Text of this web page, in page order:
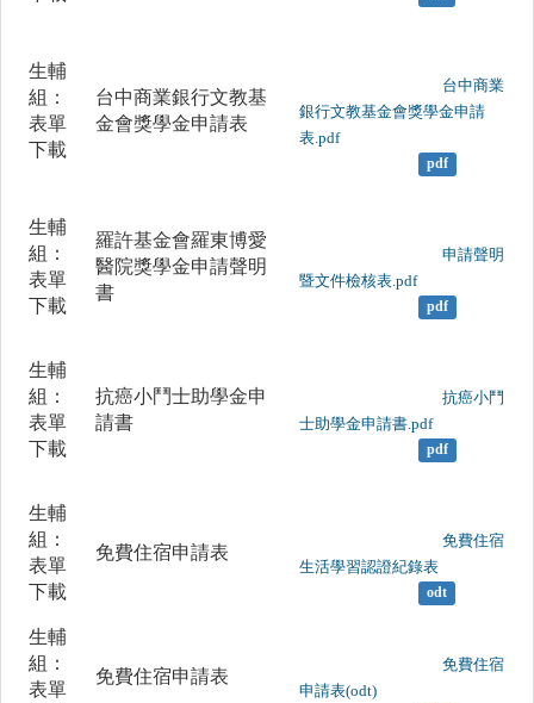
生輔
組：
表單
下載
台中商業銀行文教基
金會獎學金申請表
銀行文教基金會獎學金申請
表.pdf
pdf
生輔
組：
表單
下載
羅許基金會羅東博愛
醫院獎學金申請聲明
書
暨文件檢核表.pdf
pdf
生輔
組：
表單
下載
抗癌小鬥士助學金申
請書
士助學金申請書.pdf
pdf
生輔
組：
表單
下載
免費住宿申請表
生活學習認證紀錄表
odt
生輔
組：
表單
免費住宿申請表
申請表(odt)